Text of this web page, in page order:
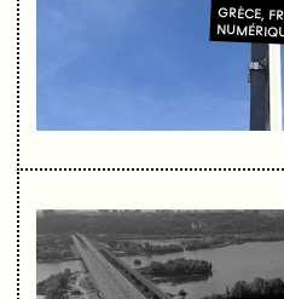
GRÈCE,